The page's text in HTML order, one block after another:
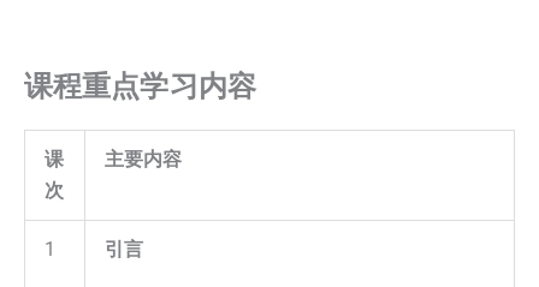
课程重点学习内容
课
次
主要内容
1 引言